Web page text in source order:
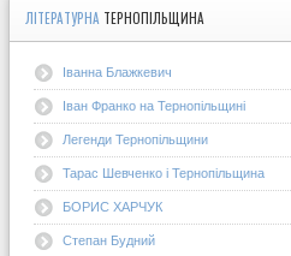
ЛІТЕРАТУРНА ТЕРНОПІЛЬЩИНА
Іванна Блажкевич
Іван Франко на Тернопільщині
Легенди Тернопільщини
Тарас Шевченко і Тернопільщина
БОРИС ХАРЧУК
Степан Будний